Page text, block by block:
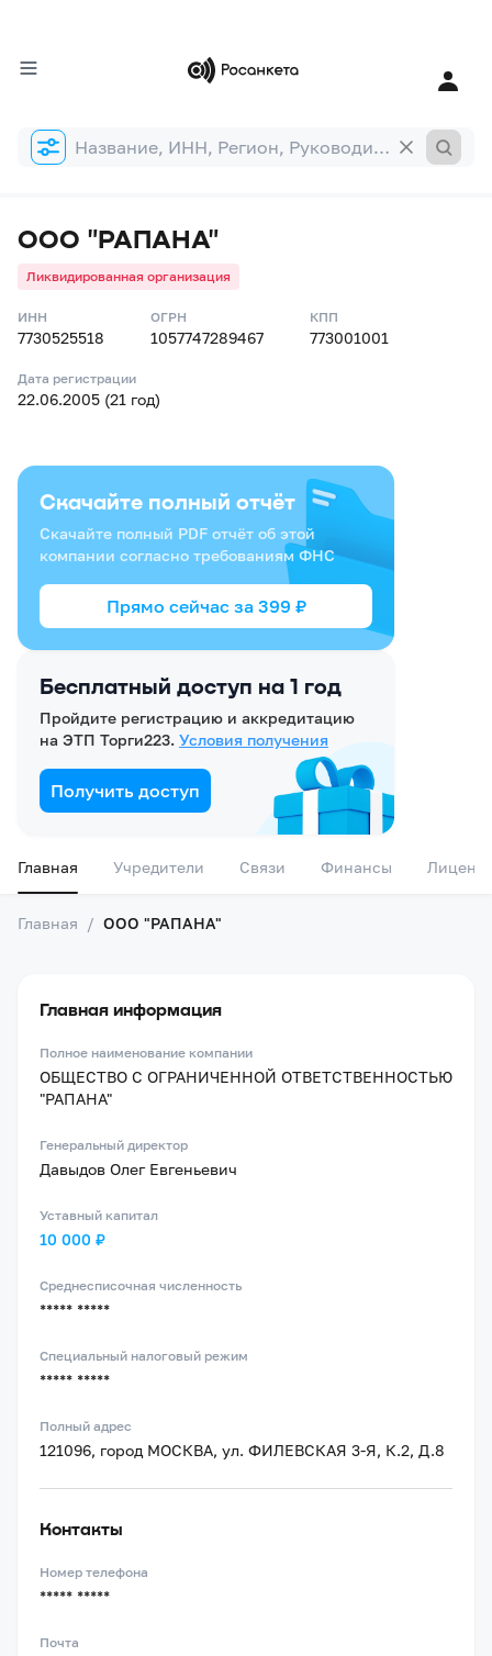
Форма
поиска
ООО "РАПАНА"
Ликвидированная организация
ИНН
7730525518
ОГРН
1057747289467
КПП
773001001
Дата регистрации
22.06.2005 (21 год)
Бесплатный доступ на 1 год
Пройдите регистрацию и аккредитацию
на ЭТП Торги223. Условия получения
Получить доступ
Скачайте полный отчёт
Скачайте полный PDF отчёт об этой
компании согласно требованиям ФНС
Прямо сейчас за 399 ₽
Главная Учредители Связи Финансы
Главная / ООО "РАПАНА"
Главная информация
Полное наименование компании
ОБЩЕСТВО С ОГРАНИЧЕННОЙ ОТВЕТСТВЕННОСТЬЮ
"РАПАНА"
Генеральный директор
Давыдов Олег Евгеньевич
Уставный капитал
10 000 ₽
Среднесписочная численность
***** *****
Специальный налоговый режим
***** *****
Полный адрес
121096, город МОСКВА, ул. ФИЛЕВСКАЯ 3-Я, К.2, Д.8
Контакты
Номер телефона
***** *****
Почта